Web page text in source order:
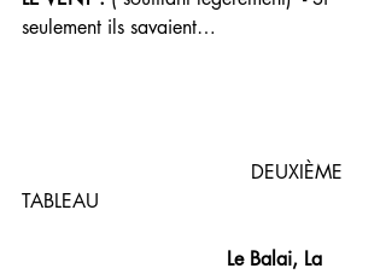
seulement ils savaient…
TABLEAU
    Le Balai, La